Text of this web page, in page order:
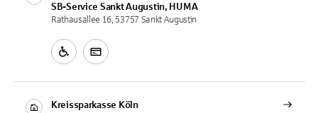
SB-Service Sankt Augustin, HUMA
Rathausallee 16, 53757 Sankt Augustin
Kreissparkasse Köln